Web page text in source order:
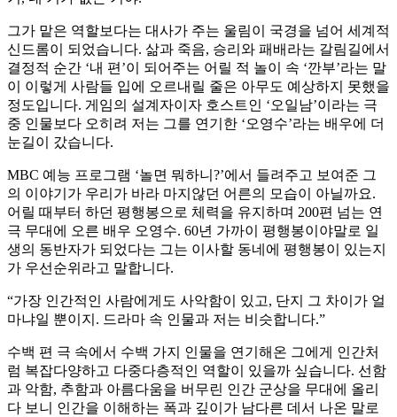
그가 맡은 역할보다는 대사가 주는 울림이 국경을 넘어 세계적
신드롬이 되었습니다. 삶과 죽음, 승리와 패배라는 갈림길에서
결정적 순간 ‘내 편’이 되어주는 어릴 적 놀이 속 ‘깐부’라는 말
이 이렇게 사람들 입에 오르내릴 줄은 아무도 예상하지 못했을
정도입니다. 게임의 설계자이자 호스트인 ‘오일남’이라는 극
중 인물보다 오히려 저는 그를 연기한 ‘오영수’라는 배우에 더
눈길이 갔습니다.
MBC 예능 프로그램 ‘놀면 뭐하니?’에서 들려주고 보여준 그
의 이야기가 우리가 바라 마지않던 어른의 모습이 아닐까요.
어릴 때부터 하던 평행봉으로 체력을 유지하며 200편 넘는 연
극 무대에 오른 배우 오영수. 60년 가까이 평행봉이야말로 일
생의 동반자가 되었다는 그는 이사할 동네에 평행봉이 있는지
가 우선순위라고 말합니다.
“가장 인간적인 사람에게도 사악함이 있고, 단지 그 차이가 얼
마냐일 뿐이지. 드라마 속 인물과 저는 비슷합니다.”
수백 편 극 속에서 수백 가지 인물을 연기해온 그에게 인간처
럼 복잡다양하고 다중다층적인 역할이 있을까 싶습니다. 선함
과 악함, 추함과 아름다움을 버무린 인간 군상을 무대에 올리
다 보니 인간을 이해하는 폭과 깊이가 남다른 데서 나온 말로